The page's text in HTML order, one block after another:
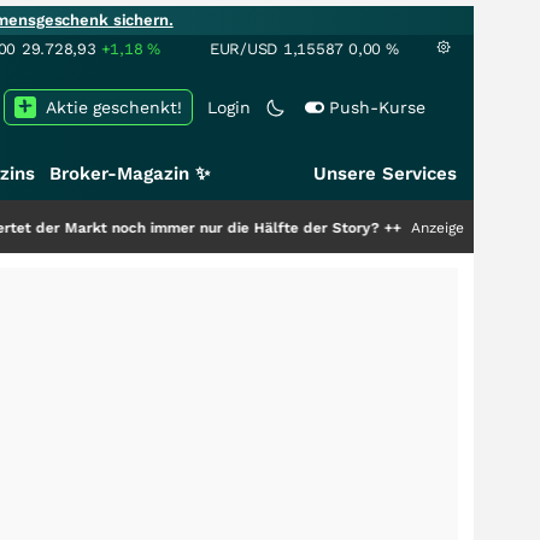
sichern.
29.728,93 +1,18% EUR/USD 1,15587 0,00 %
Login Push-Kurse
Aktie geschenkt!
Broker-Magazin ✨ Unsere Services
noch immer nur die Hälfte der Story?+++ Anzeige